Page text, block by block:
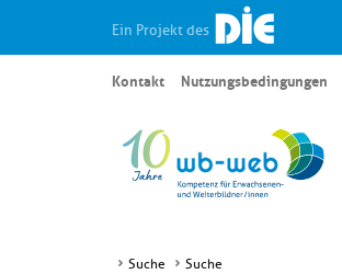
Ein Projekt des
Kontakt Nutzungsbedingungen
Suche Suche